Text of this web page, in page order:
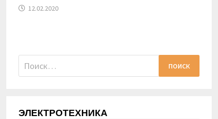
12.02.2020
Найти:
ЭЛЕКТРОТЕХНИКА